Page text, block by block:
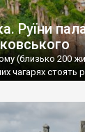
Руїни
(близько 200
чагарях стоять
ще пізніше –
розмістили